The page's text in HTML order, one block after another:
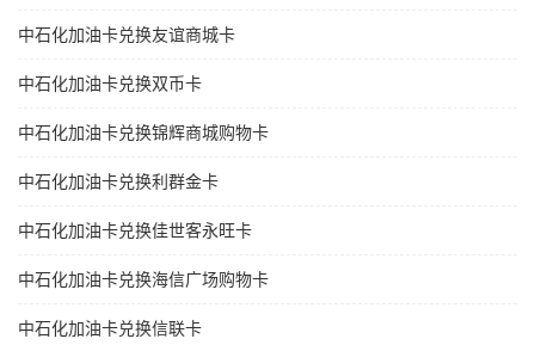
中石化加油卡兑换友谊商城卡
中石化加油卡兑换双币卡
中石化加油卡兑换锦辉商城购物卡
中石化加油卡兑换利群金卡
中石化加油卡兑换佳世客永旺卡
中石化加油卡兑换海信广场购物卡
中石化加油卡兑换信联卡